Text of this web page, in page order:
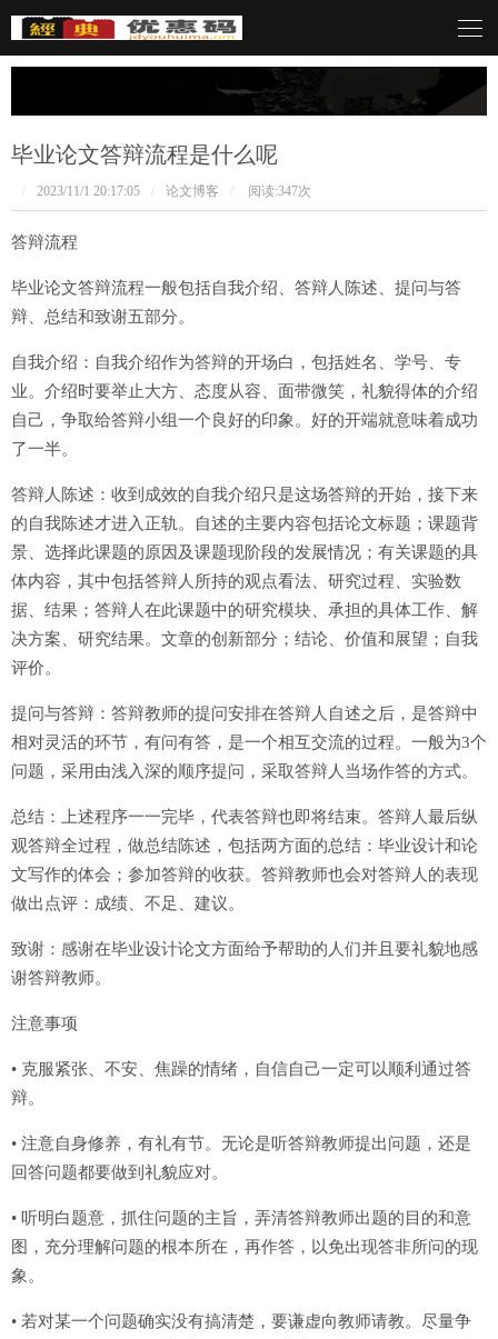
毕业论文答辩流程是什么呢
2023/11/1 20:17:05 论文博客 阅读:347次
答辩流程
毕业论文答辩流程一般包括自我介绍、答辩人陈述、提问与答
辩、总结和致谢五部分。
自我介绍：自我介绍作为答辩的开场白，包括姓名、学号、专
业。介绍时要举止大方、态度从容、面带微笑，礼貌得体的介绍
自己，争取给答辩小组一个良好的印象。好的开端就意味着成功
了一半。
答辩人陈述：收到成效的自我介绍只是这场答辩的开始，接下来
的自我陈述才进入正轨。自述的主要内容包括论文标题；课题背
景、选择此课题的原因及课题现阶段的发展情况；有关课题的具
体内容，其中包括答辩人所持的观点看法、研究过程、实验数
据、结果；答辩人在此课题中的研究模块、承担的具体工作、解
决方案、研究结果。文章的创新部分；结论、价值和展望；自我
评价。
提问与答辩：答辩教师的提问安排在答辩人自述之后，是答辩中
相对灵活的环节，有问有答，是一个相互交流的过程。一般为3个
问题，采用由浅入深的顺序提问，采取答辩人当场作答的方式。
总结：上述程序一一完毕，代表答辩也即将结束。答辩人最后纵
观答辩全过程，做总结陈述，包括两方面的总结：毕业设计和论
文写作的体会；参加答辩的收获。答辩教师也会对答辩人的表现
做出点评：成绩、不足、建议。
致谢：感谢在毕业设计论文方面给予帮助的人们并且要礼貌地感
谢答辩教师。
注意事项
• 克服紧张、不安、焦躁的情绪，自信自己一定可以顺利通过答
辩。
• 注意自身修养，有礼有节。无论是听答辩教师提出问题，还是
回答问题都要做到礼貌应对。
• 听明白题意，抓住问题的主旨，弄清答辩教师出题的目的和意
图，充分理解问题的根本所在，再作答，以免出现答非所问的现
象。
• 若对某一个问题确实没有搞清楚，要谦虚向教师请教。尽量争